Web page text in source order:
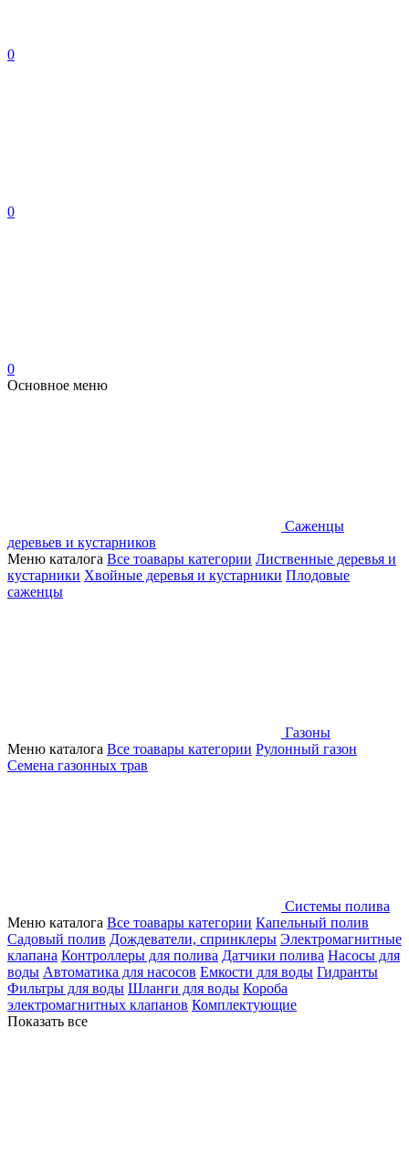
0
0
0
Основное меню
Саженцы
деревьев и кустарников
Меню каталога Все тоавары категории Лиственные деревья и
кустарники Хвойные деревья и кустарники Плодовые
саженцы
Газоны
Меню каталога Все тоавары категории Рулонный газон
Семена газонных трав
Системы полива
Меню каталога Все тоавары категории Капельный полив
Садовый полив Дождеватели, спринклеры Электромагнитные
клапана Контроллеры для полива Датчики полива Насосы для
воды Автоматика для насосов Емкости для воды Гидранты
Фильтры для воды Шланги для воды Короба
электромагнитных клапанов Комплектующие
Показать все